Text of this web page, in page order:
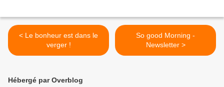
< Le bonheur est dans le
verger !
So good Morning -
Newsletter >
Hébergé par Overblog